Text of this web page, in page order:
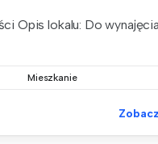
Opis lokalu: Do wynajęcia
Mieszkanie